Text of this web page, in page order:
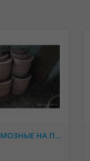
КОЛОДКИ ТОРМОЗНЫЕ НА ПРИЦЕП 2ПТС-4, 2ПТС-6, 2ПТС-9